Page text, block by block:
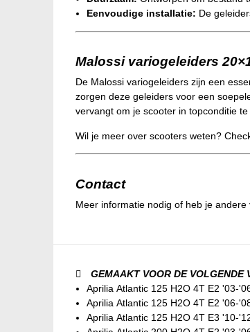
Eenvoudige installatie: De
Malossi variogeleiders
De Malossi variogeleiders zijn een
zorgen deze geleiders voor een
vervangt om je scooter in topconditie
Wil je meer over scooters weten?
Contact
Meer informatie nodig of heb je
GEMAAKT VOOR DE VOLGENDE
Aprilia Atlantic 125 H2O 4T E2 '03-
Aprilia Atlantic 125 H2O 4T E2 '06-
Aprilia Atlantic 125 H2O 4T E3 '10-